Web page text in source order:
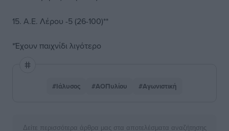
15. Α.Ε. Λέρου -5 (26-100)**
*Έχουν παιχνίδι λιγότερο
#Ιάλυσος #ΑΟΠυλίου #Αγωνιστική
Δείτε περισσότερα άρθρα μας στα αποτελέσματα αναζήτησης